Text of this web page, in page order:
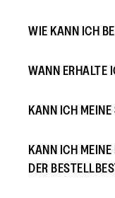
WIE KANN ICH
WANN ERHALTE
KANN ICH
KANN ICH
DER